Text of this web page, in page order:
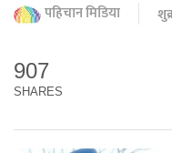
पहिचान मिडिया
907
SHARES